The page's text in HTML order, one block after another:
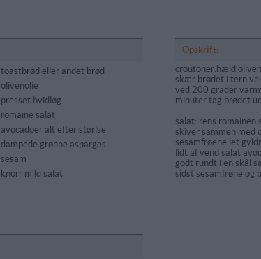
toastbrød eller andet brød
olivenolie
presset hvidløg
romaine salat
avocadoer alt efter størlse
dampede grønne asparges
sesam
knorr mild salat
Opskrift:
croutoner:hæld
skær brødet i tern
ved 200 grader
minuter tag brødet
salat: rens romainen
skiver sammen med
sesamfrøene let
lidt af vend salat
godt rundt i en skål
sidst sesamfrøne og